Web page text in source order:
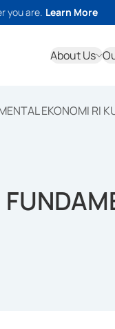
you are. Learn More
About Us
EKONOMI RI